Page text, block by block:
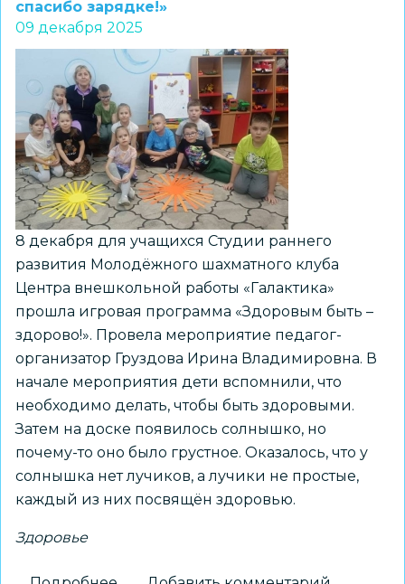
спасибо зарядке!»
09 декабря 2025
8 декабря для учащихся Студии раннего
развития Молодёжного шахматного клуба
Центра внешкольной работы «Галактика»
прошла игровая программа «Здоровым быть –
здорово!». Провела мероприятие педагог-
организатор Груздова Ирина Владимировна. В
начале мероприятия дети вспомнили, что
необходимо делать, чтобы быть здоровыми.
Затем на доске появилось солнышко, но
почему-то оно было грустное. Оказалось, что у
солнышка нет лучиков, а лучики не простые,
каждый из них посвящён здоровью.
Здоровье